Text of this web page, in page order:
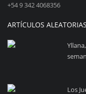
+54 9 342 4068356
ARTÍCULOS ALEATORIAS
Los